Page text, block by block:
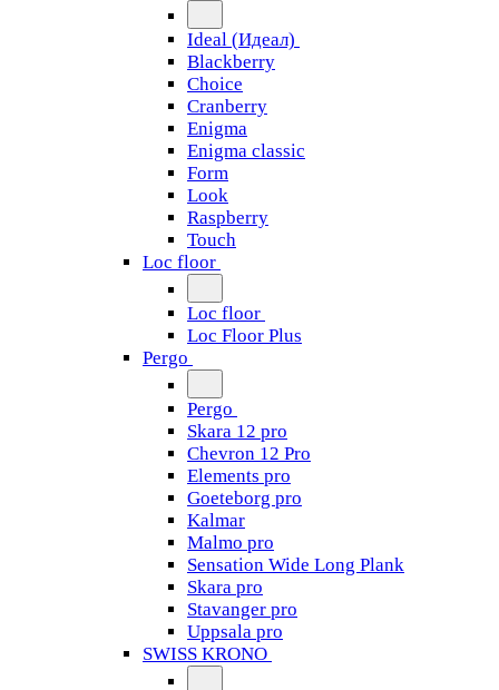
Ideal (Идеал)
Blackberry
Choice
Cranberry
Enigma
Enigma classic
Form
Look
Raspberry
Touch
Loc floor
Loc floor
Loc Floor Plus
Pergo
Pergo
Skara 12 pro
Chevron 12 Pro
Elements pro
Goeteborg pro
Kalmar
Malmo pro
Sensation Wide Long Plank
Skara pro
Stavanger pro
Uppsala pro
SWISS KRONO